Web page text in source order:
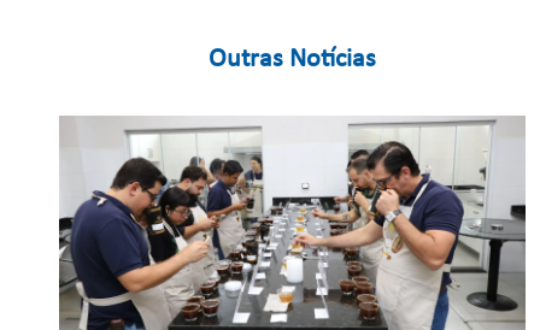
Outras Notícias